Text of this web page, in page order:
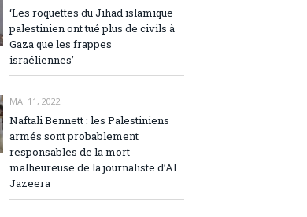
‘Les roquettes du Jihad islamique
palestinien ont tué plus de civils à
Gaza que les frappes
israéliennes’
MAI 11, 2022
Naftali Bennett : les Palestiniens
armés sont probablement
responsables de la mort
malheureuse de la journaliste d’Al
Jazeera